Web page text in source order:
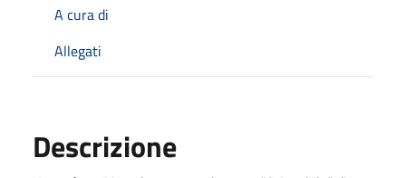
A cura di
Allegati
Descrizione